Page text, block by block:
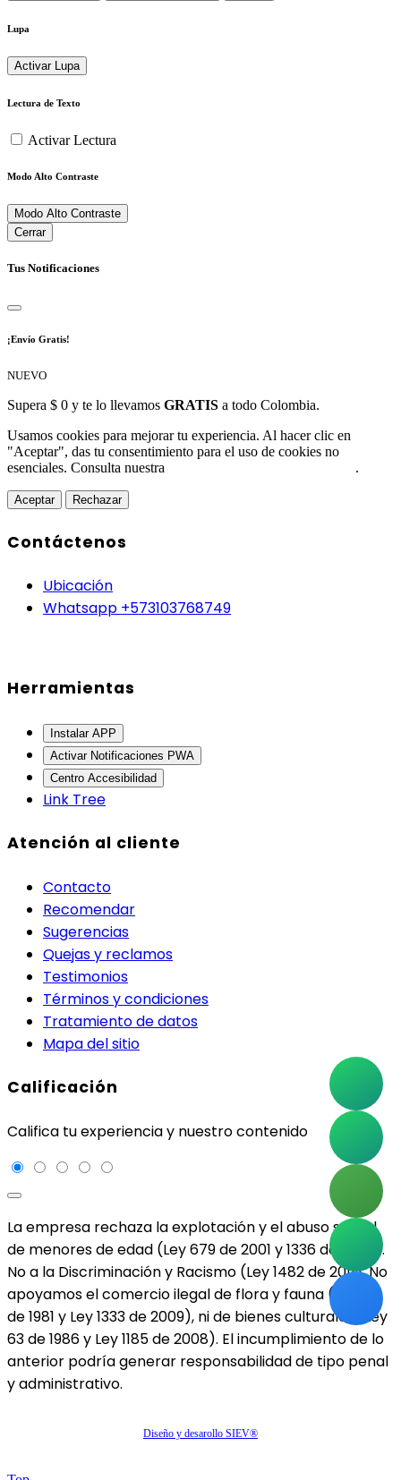
Lupa
Activar Lupa
Lectura de Texto
Activar Lectura
Modo Alto Contraste
Modo Alto Contraste
Cerrar
Tus Notificaciones
¡Envío Gratis!
NUEVO
Supera $ 0 y te lo llevamos GRATIS a todo Colombia.
Usamos cookies para mejorar tu experiencia. Al hacer clic en
"Aceptar", das tu consentimiento para el uso de cookies no
esenciales. Consulta nuestra
.
Aceptar Rechazar
Contáctenos
Ubicación
Whatsapp +573103768749
Herramientas
Instalar APP
Activar Notificaciones PWA
Centro Accesibilidad
Link Tree
Atención al cliente
Contacto
Recomendar
Sugerencias
Quejas y reclamos
Testimonios
Términos y condiciones
Tratamiento de datos
Mapa del sitio
Calificación
Califica tu experiencia y nuestro contenido
La empresa rechaza la explotación y el abuso sexual
de menores de edad (Ley 679 de 2001 y 1336 de 2009).
No a la Discriminación y Racismo (Ley 1482 de 2011). No
apoyamos el comercio ilegal de flora y fauna (Ley 17
de 1981 y Ley 1333 de 2009), ni de bienes culturales (Ley
63 de 1986 y Ley 1185 de 2008). El incumplimiento de lo
anterior podría generar responsabilidad de tipo penal
y administrativo.
Diseño y desarollo SIEV®